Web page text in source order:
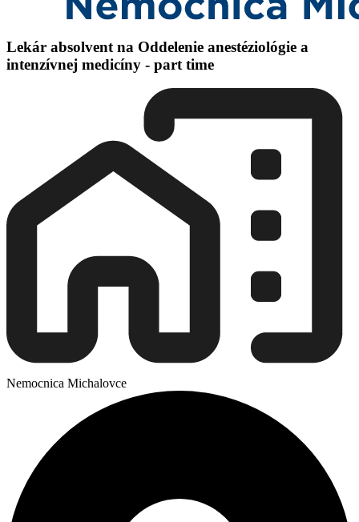
Lekár absolvent na Oddelenie anestéziológie a
intenzívnej medicíny - part time
Nemocnica Michalovce